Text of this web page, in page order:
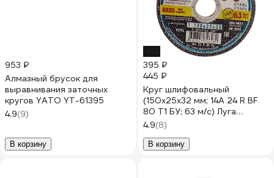
953 ₽
Алмазный брусок для
выравнивания заточных
кругов YATO YT-61395
4.9(9)
В корзину
395 ₽
445 ₽
Круг шлифовальный
(150x25x32 мм; 14А 24 R BF
80 Т1 БУ; 63 м/с) Луга
4603347326480
4.9(8)
В корзину